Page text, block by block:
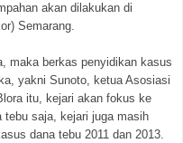
akan dilakukan di
Semarang.
maka berkas penyidikan kasus
yakni Sunoto, ketua Asosiasi
itu, kejari akan fokus ke
tebu saja, kejari juga masih
dana tebu 2011 dan 2013.